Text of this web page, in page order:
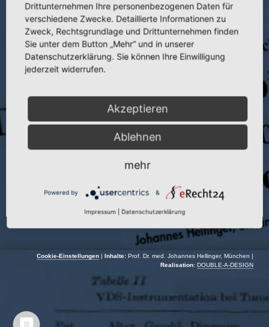
Titel:Cervical Percutaneous Laser Nucleotomy
Laser in the Musculoskeletal System. IMLAS
Veranstaltung:
Neuchatel | Schweiz
Veranstaltungsdatum:
Cookie-Einstellungen | Inhalte: Prof. Dr. med. Johannes Hellinger, München |
Realisation: DOUBLE-A-DESIGN
Drittunternehmen Ihre personenbezogenen Daten für
verschiedene Zwecke. Detaillierte Informationen zu
Zweck, Rechtsgrundlage und Drittunternehmen finden
Sie unter dem Button „Mehr“ und in unserer
Datenschutzerklärung. Sie können Ihre Einwilligung
jederzeit widerrufen.
Akzeptieren
Ablehnen
mehr
Powered by &
Impressum Datenschutzerklärung